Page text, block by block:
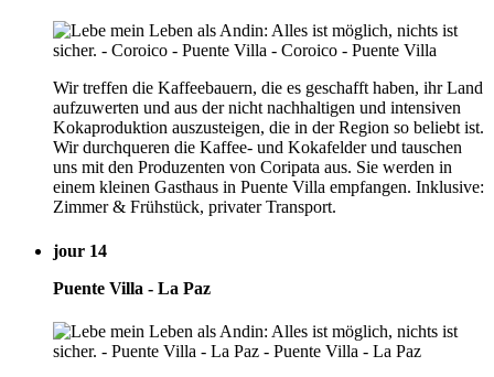
Wir treffen die Kaffeebauern, die es geschafft haben, ihr Land
aufzuwerten und aus der nicht nachhaltigen und intensiven
Kokaproduktion auszusteigen, die in der Region so beliebt ist.
Wir durchqueren die Kaffee- und Kokafelder und tauschen
uns mit den Produzenten von Coripata aus. Sie werden in
einem kleinen Gasthaus in Puente Villa empfangen. Inklusive:
Zimmer & Frühstück, privater Transport.
jour 14
Puente Villa - La Paz